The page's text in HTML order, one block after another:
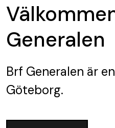
Generalen
Brf Generalen är
Göteborg.